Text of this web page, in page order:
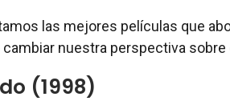
las mejores películas que
cambiar nuestra perspectiva
(1998)